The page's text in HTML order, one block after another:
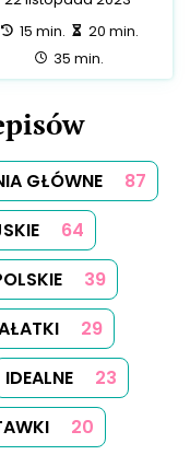
HALAL
17
13
WEGAŃSKIE
9
FRANCUSKIE
5
TAJSKIE
3